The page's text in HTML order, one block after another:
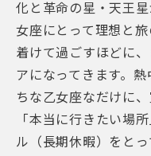
化と革命の星・天王
女座にとって理想と
着けて過ごすほどに
アになってきます。
ちな乙女座なだけに
「本当に行きたい場
ル（長期休暇）をと